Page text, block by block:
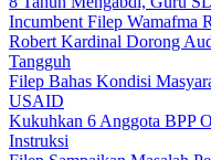
Incumbent Filep Wamafma
Robert Kardinal Dorong
Tangguh
Filep Bahas Kondisi
USAID
Kukuhkan 6 Anggota BPP
Instruksi